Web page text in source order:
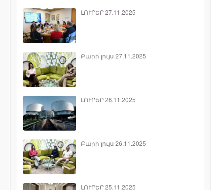
ԼՈՒՐԵՐ 27.11.2025
Բարի լույս 27.11.2025
ԼՈՒՐԵՐ 26.11.2025
Բարի լույս 26.11.2025
ԼՈՒՐԵՐ 25.11.2025